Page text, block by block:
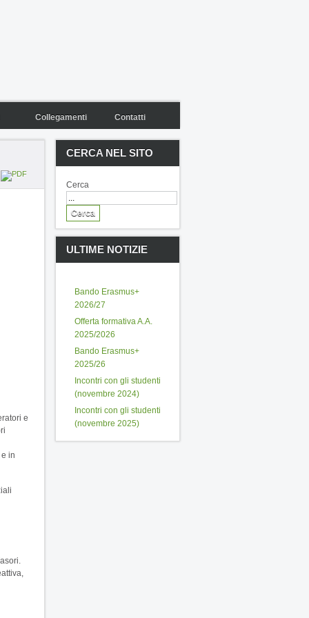
Collegamenti Contatti
e
in
CERCA NEL SITO
Cerca
ULTIME NOTIZIE
Bando Erasmus+
2026/27
Offerta formativa A.A.
2025/2026
Bando Erasmus+
2025/26
Incontri con gli studenti
(novembre 2024)
Incontri con gli studenti
(novembre 2025)